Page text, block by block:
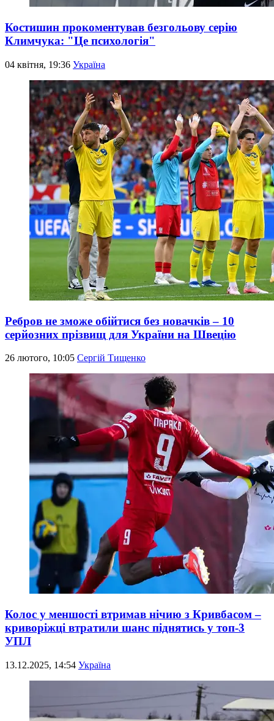
Костишин прокоментував безгольову серію
Климчука: "Це психологія"
04 квітня, 19:36 Україна
Ребров не зможе обійтися без новачків – 10
серйозних прізвищ для України на Швецію
26 лютого, 10:05 Сергій Тищенко
Колос у меншості втримав нічию з Кривбасом –
криворіжці втратили шанс піднятись у топ-3
УПЛ
13.12.2025, 14:54 Україна